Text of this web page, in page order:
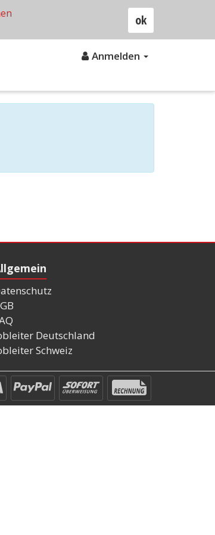
Anmelden
Deutschland
Schweiz
ok